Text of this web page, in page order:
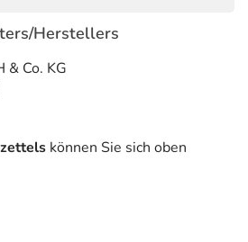
die Inhaltsstoffe
Vorgeschichte
mit dem Urin
Herstellers
& Co. KG
können Sie sich oben